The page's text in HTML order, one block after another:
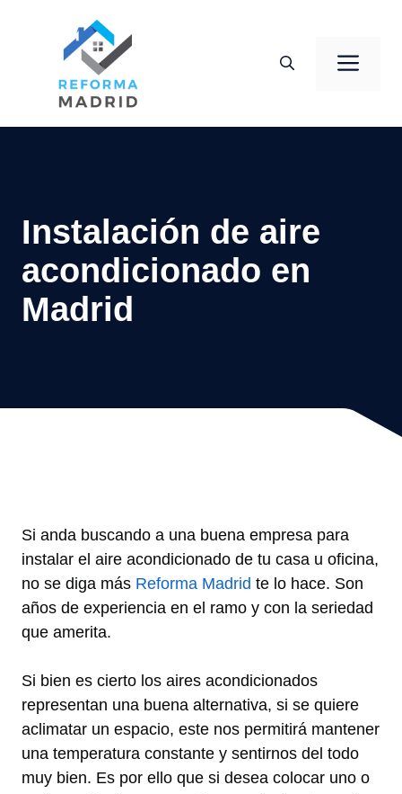
contenido
Instalación de aire
acondicionado en
Madrid
Si anda buscando a una buena empresa para
instalar el aire acondicionado de tu casa u oficina,
no se diga más Reforma Madrid te lo hace. Son
años de experiencia en el ramo y con la seriedad
que amerita.
Si bien es cierto los aires acondicionados
representan una buena alternativa, si se quiere
aclimatar un espacio, este nos permitirá mantener
una temperatura constante y sentirnos del todo
muy bien. Es por ello que si desea colocar uno o